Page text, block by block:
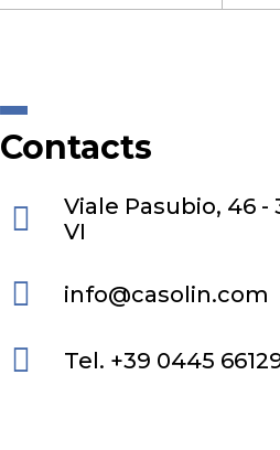
Contacts
Viale Pasubio, 46 -
VI
info@casolin.com
Tel. +39 0445